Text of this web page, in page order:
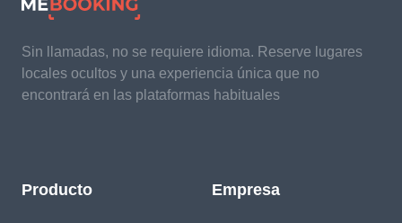
Sin llamadas, no se requiere idioma. Reserve lugares
locales ocultos y una experiencia única que no
encontrará en las plataformas habituales
Producto Empresa